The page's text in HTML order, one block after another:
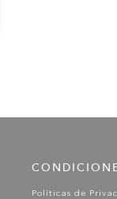
Políticas de